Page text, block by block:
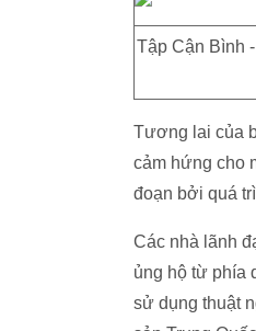
Tập Cận Bình
Tương lai của
cảm hứng cho
đoạn bởi quá
Các nhà lãnh
ủng hộ từ phía
sử dụng thuật